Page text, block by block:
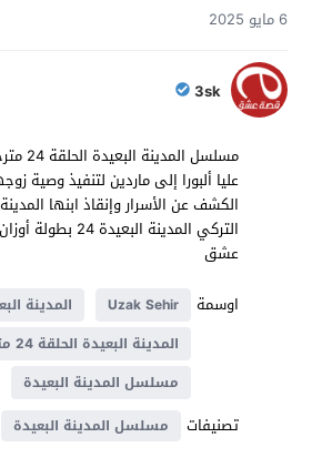
6 مايو 2025
3sk
عليا ألبورا إلى ماردين لتنفيذ وصية
عشق
اوسمة
Uzak Sehir المدينة
المدينة البعيدة الحلقة 24 مترجمة
مسلسل المدينة البعيدة
تصنيفات مسلسل المدينة البعيدة